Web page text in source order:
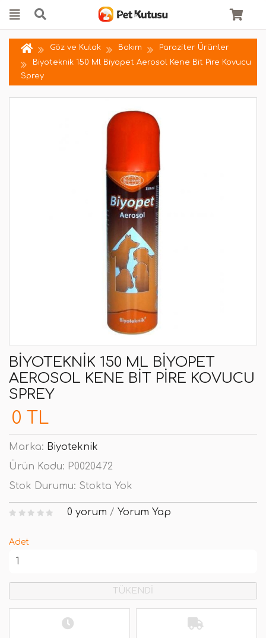
Göz ve Kulak Bakım
Paraziter Ürünler
Biyoteknik 150 Ml Biyopet Aerosol Kene Bit Pire Kovucu
Sprey
BIYOTEKNIK 150 ML BIYOPET
AEROSOL KENE BIT PIRE KOVUCU
SPREY
0 TL
Marka: Biyoteknik
Ürün Kodu: P0020472
Stok Durumu: Stokta Yok
0 yorum / Yorum Yap
Adet
TÜKENDİ